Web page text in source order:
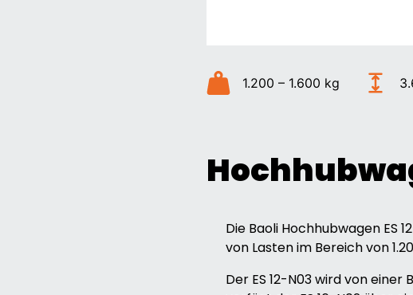
1.200 – 1.600 kg
Die Baoli Hochhubwagen ES
von Lasten im Bereich von
Der ES 12-N03 wird von